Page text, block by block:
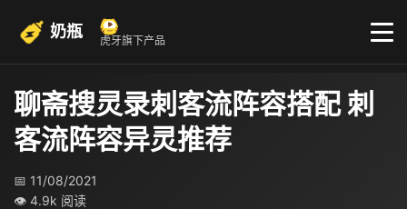
奶瓶 虎牙旗下产品
聊斋搜灵录刺客流阵容搭配 刺
客流阵容异灵推荐
📅 11/08/2021
👁 4.9k 阅读